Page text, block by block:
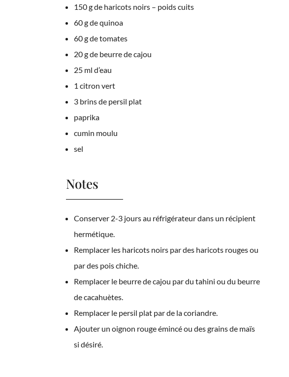
150 g de haricots noirs – poids cuits
60 g de quinoa
60 g de tomates
20 g de beurre de cajou
25 ml d’eau
1 citron vert
3 brins de persil plat
paprika
cumin moulu
sel
Notes
Conserver 2-3 jours au réfrigérateur dans un récipient
hermétique.
Remplacer les haricots noirs par des haricots rouges ou
par des pois chiche.
Remplacer le beurre de cajou par du tahini ou du beurre
de cacahuètes.
Remplacer le persil plat par de la coriandre.
Ajouter un oignon rouge émincé ou des grains de maïs
si désiré.